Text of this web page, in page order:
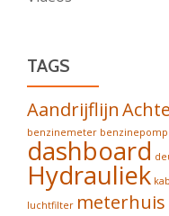
TAGS
Aandrijflijn
benzinemeter benzinepomp
dashboard
Hydrauliek
luchtfilter meterhuis